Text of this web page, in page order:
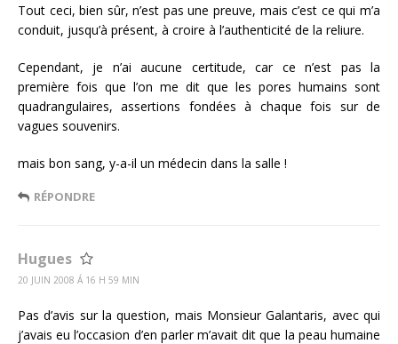
Tout ceci, bien sûr, n’est pas une preuve, mais c’est ce qui m’a
conduit, jusqu’à présent, à croire à l’authenticité de la reliure.
Cependant, je n’ai aucune certitude, car ce n’est pas la
première fois que l’on me dit que les pores humains sont
quadrangulaires, assertions fondées à chaque fois sur de
vagues souvenirs.
mais bon sang, y-a-il un médecin dans la salle !
RÉPONDRE
Hugues
20 JUIN 2008 Á 16 H 59 MIN
Pas d’avis sur la question, mais Monsieur Galantaris, avec qui
j’avais eu l’occasion d’en parler m’avait dit que la peau humaine